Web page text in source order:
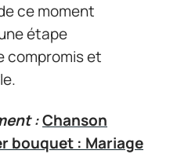
ce moment
étape
compromis et
:Chanson
bouquet : Mariage